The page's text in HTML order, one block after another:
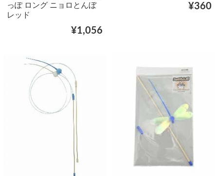
っぽ ロング ニョロとんぼ
レッド
¥1,056
¥360